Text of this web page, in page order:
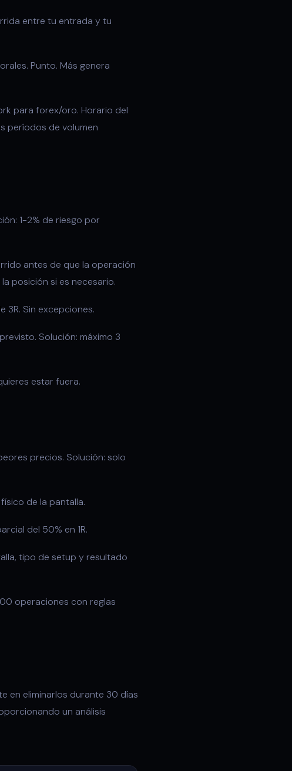
entre tu entrada y tu
Punto. Más genera
para forex/oro. Horario del
períodos de volumen
1-2% de riesgo por
antes de que la operación
posición si es necesario.
3R. Sin excepciones.
Solución: máximo 3
estar fuera.
precios. Solución: solo
de la pantalla.
del 50% en 1R.
tipo de setup y resultado
operaciones con reglas
en eliminarlos durante 30 días
un análisis